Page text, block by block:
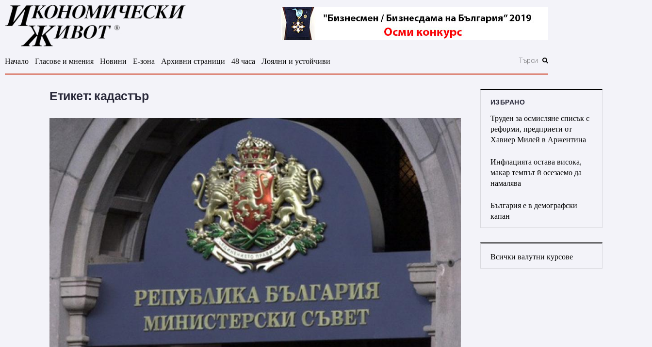
Начало Гласове и мнения Новини Е-зона Архивни страници 48 часа Лоялни и устойчиви
Етикет: кадастър ИЗБРАНО
Труден за осмисляне списък с
реформи, предприети от
Хавиер Милей в Аржентина
Инфлацията остава висока,
макар темпът й осезаемо да
намалява
България е в демографски
капан
Всички валутни курсове